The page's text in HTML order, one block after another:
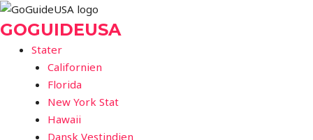
Gå
til
GOGUIDEUSA
Stater
Californien
Florida
New York Stat
Hawaii
Dansk Vestindien